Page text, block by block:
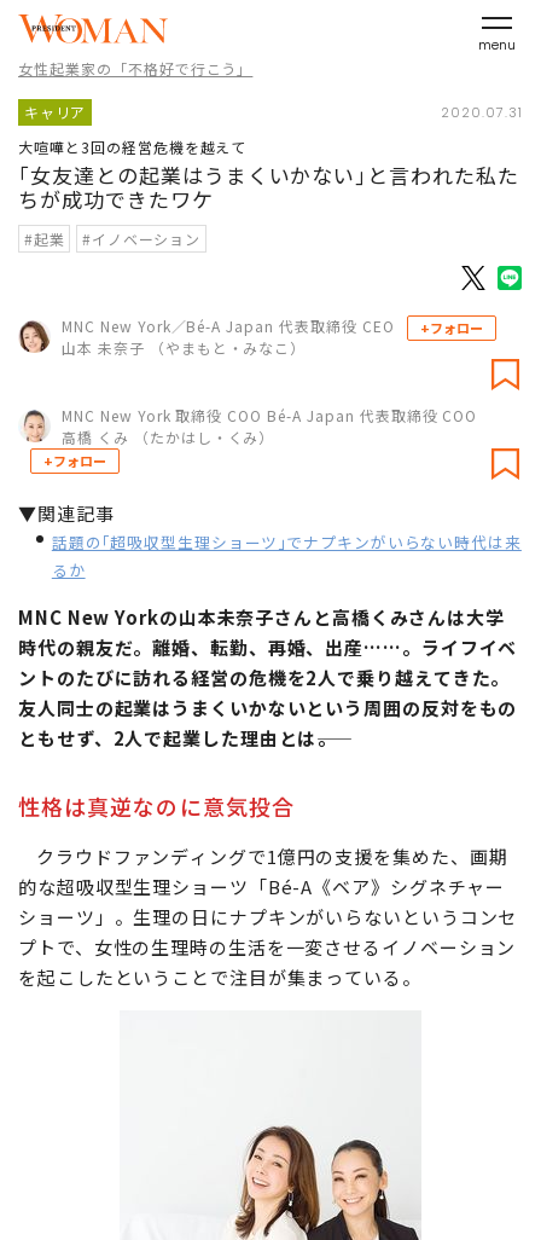
menu
女性起業家の「不格好で行こう」
キャリア 2020.07.31
大喧嘩と3回の経営危機を越えて
｢女友達との起業はうまくいかない｣と言われた私た
ちが成功できたワケ
#起業 #イノベーション
MNC New York／Bé-A Japan 代表取締役 CEO
山本 未奈子 （やまもと・みなこ）
+フォロー
MNC New York 取締役 COO Bé-A Japan 代表取締役 COO
高橋 くみ （たかはし・くみ）
+フォロー
▼関連記事
話題の｢超吸収型生理ショーツ｣でナプキンがいらない時代は来
るか
MNC New Yorkの山本未奈子さんと高橋くみさんは大学
時代の親友だ。離婚、転勤、再婚、出産……。ライフイベ
ントのたびに訪れる経営の危機を2人で乗り越えてきた。
友人同士の起業はうまくいかないという周囲の反対をもの
ともせず、2人で起業した理由とは――。
性格は真逆なのに意気投合
クラウドファンディングで1億円の支援を集めた、画期
的な超吸収型生理ショーツ「Bé-A《ベア》シグネチャー
ショーツ」。生理の日にナプキンがいらないというコンセ
プトで、女性の生理時の生活を一変させるイノベーション
を起こしたということで注目が集まっている。